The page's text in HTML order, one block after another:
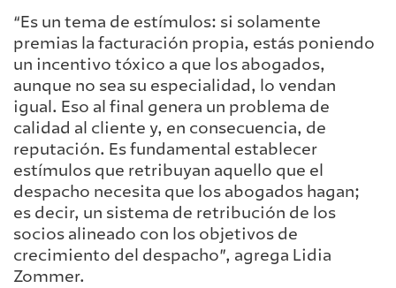
“Es un tema de estímulos: si solamente
premias la facturación propia, estás poniendo
un incentivo tóxico a que los abogados,
aunque no sea su especialidad, lo vendan
igual. Eso al final genera un problema de
calidad al cliente y, en consecuencia, de
reputación. Es fundamental establecer
estímulos que retribuyan aquello que el
despacho necesita que los abogados hagan;
es decir, un sistema de retribución de los
socios alineado con los objetivos de
crecimiento del despacho”, agrega Lidia
Zommer.